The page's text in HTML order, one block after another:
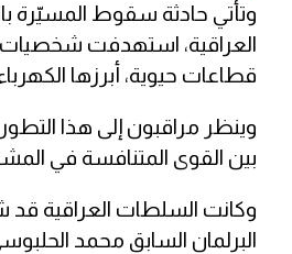
وتأتي حادثة سقوط المسيّرة
العراقية، استهدفت شخصيات
قطاعات حيوية، أبرزها
وينظر مراقبون إلى هذا
بين القوى المتنافسة في
وكانت السلطات العراقية
البرلمان السابق محمد